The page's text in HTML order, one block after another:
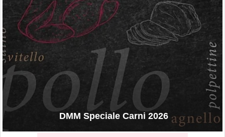
DMM Speciale Carni 2026